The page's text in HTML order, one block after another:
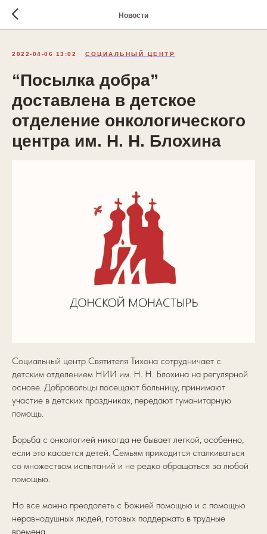
Новости
2022-04-06 13:02 СОЦИАЛЬНЫЙ ЦЕНТР
“Посылка добра”
доставлена в детское
отделение онкологического
центра им. Н. Н. Блохина
Социальный центр Святителя Тихона сотрудничает с
детским отделением НИИ им. Н. Н. Блохина на регулярной
основе. Добровольцы посещают больницу, принимают
участие в детских праздниках, передают гуманитарную
помощь.
Борьба с онкологией никогда не бывает легкой, особенно,
если это касается детей. Семьям приходится сталкиваться
со множеством испытаний и не редко обращаться за любой
помощью.
Но все можно преодолеть с Божией помощью и с помощью
неравнодушных людей, готовых поддержать в трудные
времена.